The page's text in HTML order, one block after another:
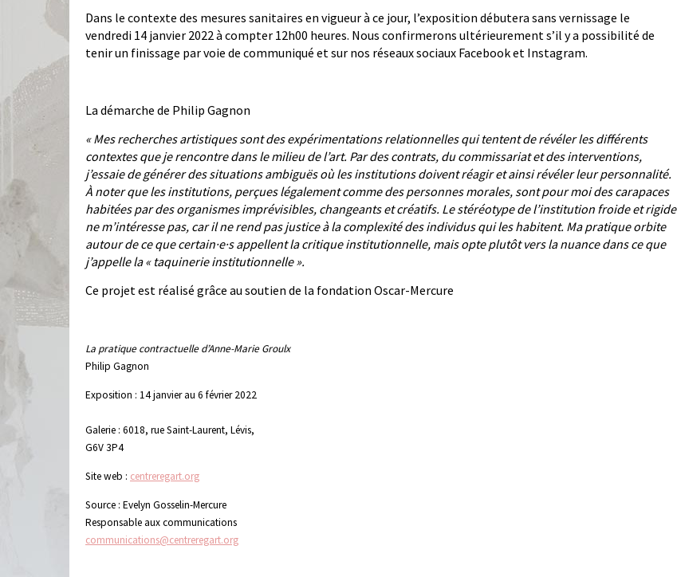
Dans le contexte des mesures sanitaires en vigueur à ce jour, l’exposition débutera sans vernissage le
vendredi 14 janvier 2022 à compter 12h00 heures. Nous confirmerons ultérieurement s’il y a possibilité de
tenir un finissage par voie de communiqué et sur nos réseaux sociaux Facebook et Instagram.
La démarche de Philip Gagnon
« Mes recherches artistiques sont des expérimentations relationnelles qui tentent de révéler les différents
contextes que je rencontre dans le milieu de l’art. Par des contrats, du commissariat et des interventions,
j’essaie de générer des situations ambiguës où les institutions doivent réagir et ainsi révéler leur personnalité.
À noter que les institutions, perçues légalement comme des personnes morales, sont pour moi des carapaces
habitées par des organismes imprévisibles, changeants et créatifs. Le stéréotype de l’institution froide et rigide
ne m’intéresse pas, car il ne rend pas justice à la complexité des individus qui les habitent. Ma pratique orbite
autour de ce que certain·e·s appellent la critique institutionnelle, mais opte plutôt vers la nuance dans ce que
j’appelle la « taquinerie institutionnelle ».
Ce projet est réalisé grâce au soutien de la fondation Oscar-Mercure
La pratique contractuelle d’Anne-Marie Groulx
Philip Gagnon
Exposition : 14 janvier au 6 février 2022
Galerie : 6018, rue Saint-Laurent, Lévis,
G6V 3P4
Site web : centreregart.org
Source : Evelyn Gosselin-Mercure
Responsable aux communications
communications@centreregart.org